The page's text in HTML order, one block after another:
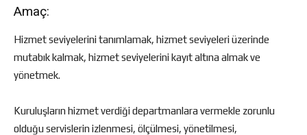
Amaç:
Hizmet seviyelerini tanımlamak, hizmet seviyeleri üzerinde
mutabık kalmak, hizmet seviyelerini kayıt altına almak ve
yönetmek.
Kuruluşların hizmet verdiği departmanlara vermekle zorunlu
olduğu servislerin izlenmesi, ölçülmesi, yönetilmesi,